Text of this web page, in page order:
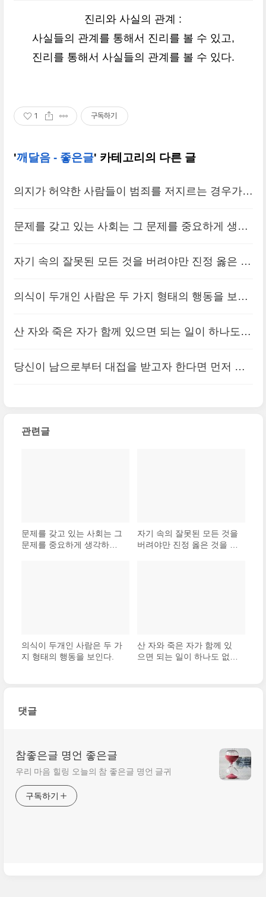
진리와 사실의 관계 :
사실들의 관계를 통해서 진리를 볼 수 있고,
진리를 통해서 사실들의 관계를 볼 수 있다.
1 구독하기
'깨달음 - 좋은글' 카테고리의 다른 글
의지가 허약한 사람들이 범죄를 저지르는 경우가
문제를 갖고 있는 사회는 그 문제를 중요하게 생각
자기 속의 잘못된 모든 것을 버려야만 진정 옳은 것
의식이 두개인 사람은 두 가지 형태의 행동을 보인
산 자와 죽은 자가 함께 있으면 되는 일이 하나도
당신이 남으로부터 대접을 받고자 한다면 먼저 남
관련글
문제를 갖고 있는 사회는 그
문제를 중요하게 생각하지
자기 속의 잘못된 모든 것을
버려야만 진정 옳은 것을 배
의식이 두개인 사람은 두 가
지 형태의 행동을 보인다.
산 자와 죽은 자가 함께 있
으면 되는 일이 하나도 없
댓글
참좋은글 명언 좋은글
우리 마음 힐링 오늘의 참 좋은글 명언 글귀
구독하기